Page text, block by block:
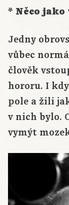
* Něco
Jedny
vůbec
člověk
hororu. I
pole a žili
v nich bylo.
vymýt